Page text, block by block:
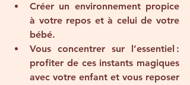
Créer un environnement propice
à votre repos et à celui de votre
bébé.
Vous concentrer sur l’essentiel :
profiter de ces instants magiques
avec votre enfant et vous reposer